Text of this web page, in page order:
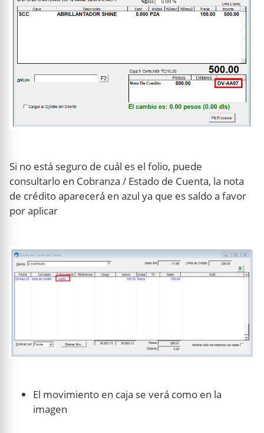
Si no está seguro de cuál es el folio, puede
consultarlo en Cobranza / Estado de Cuenta, la nota
de crédito aparecerá en azul ya que es saldo a favor
por aplicar
El movimiento en caja se verá como en la
imagen